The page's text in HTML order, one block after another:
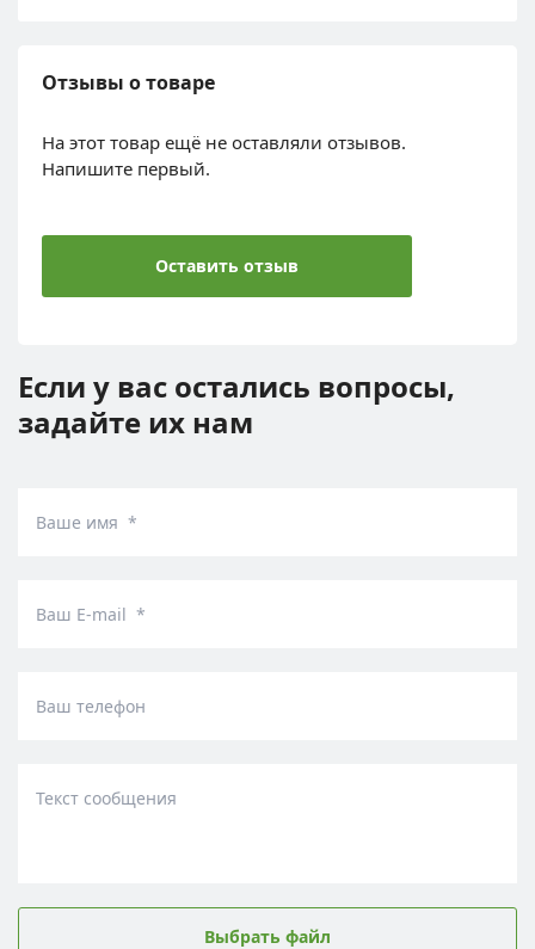
Отзывы о товаре
На этот товар ещё не оставляли отзывов.
Напишите первый.
Оставить отзыв
Если у вас остались вопросы,
задайте их нам
Ваше имя *
Ваш E-mail *
Ваш телефон
Текст сообщения
Выбрать файл